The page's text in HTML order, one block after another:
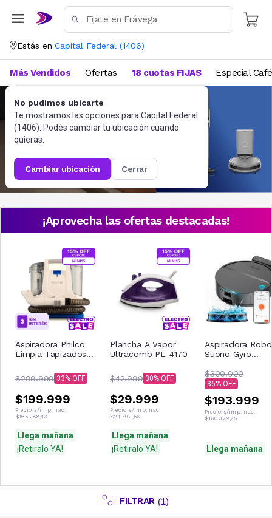
Estás en Capital Federal (1406)
No pudimos ubicarte
Te mostramos las opciones para Capital Federal
(1406). Podés cambiar tu ubicación cuando
quieras.
cambiar ubicación cerrar
Más Vendidos Ofertas 18 cuotas FIJAS Especial Café
¡Aprovecha las ofertas destacadas!
Aspiradora Philco
Limpia Tapizados
Phasp6336pi
$299.999 33
$199.999
Precio s/imp. nac.
$165.288,43
Llega mañana
¡Retiralo YA!
Plancha A Vapor
Ultracomb PL-4170
$42.999 30
$29.999
Precio s/imp. nac.
$24.792,56
Llega mañana
¡Retiralo YA!
Aspiradora
Suono Gyro
$300.000
36
$193.999
Precio s/imp. nac.
$160.329,75
Llega mañana
FILTRAR (1)